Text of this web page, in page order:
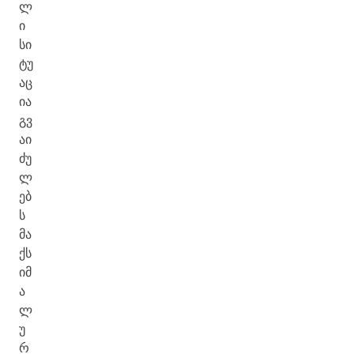
ლ
ი
სი
ტუ
აც
ია
გვ
აი
ძუ
ლ
ებ
ს
მა
ქს
იმ
ა
ლ
უ
რ